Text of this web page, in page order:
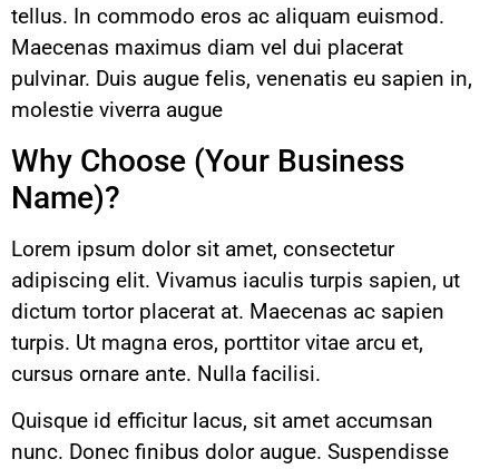
tellus. In commodo eros ac aliquam euismod.
Maecenas maximus diam vel dui placerat
pulvinar. Duis augue felis, venenatis eu sapien in,
molestie viverra augue
Why Choose (Your Business
Name)?
Lorem ipsum dolor sit amet, consectetur
adipiscing elit. Vivamus iaculis turpis sapien, ut
dictum tortor placerat at. Maecenas ac sapien
turpis. Ut magna eros, porttitor vitae arcu et,
cursus ornare ante. Nulla facilisi.
Quisque id efficitur lacus, sit amet accumsan
nunc. Donec finibus dolor augue. Suspendisse